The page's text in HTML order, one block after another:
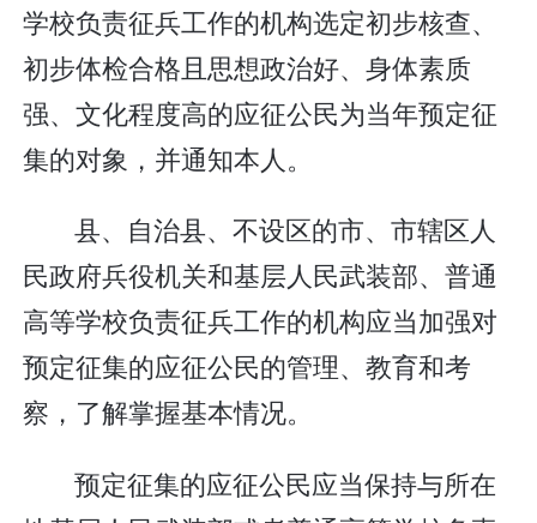
学校负责征兵工作的机构选定初步核查、
初步体检合格且思想政治好、身体素质
强、文化程度高的应征公民为当年预定征
集的对象，并通知本人。
县、自治县、不设区的市、市辖区人
民政府兵役机关和基层人民武装部、普通
高等学校负责征兵工作的机构应当加强对
预定征集的应征公民的管理、教育和考
察，了解掌握基本情况。
预定征集的应征公民应当保持与所在